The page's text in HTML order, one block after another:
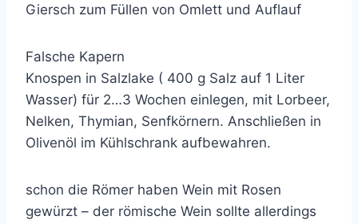
Giersch zum Füllen von Omlett und Auflauf
Falsche Kapern
Knospen in Salzlake ( 400 g Salz auf 1 Liter
Wasser) für 2…3 Wochen einlegen, mit Lorbeer,
Nelken, Thymian, Senfkörnern. Anschließen in
Olivenöl im Kühlschrank aufbewahren.
schon die Römer haben Wein mit Rosen
gewürzt – der römische Wein sollte allerdings